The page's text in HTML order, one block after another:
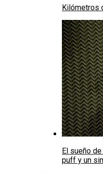
Kilómetros
El sueño
puff y un